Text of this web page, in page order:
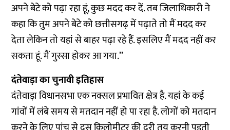
अपने बेटे को पढ़ा रहा हूं, कुछ मदद कर दें. तब जिलाधिकारी ने
कहा कि तुम अपने बेटे को छत्तीसगढ़ में पढ़ाते तो मैं मदद कर
देता लेकिन तो यहां से बाहर पढ़ा रहे हैं. इसलिए मैं मदद नहीं कर
सकता हूं. मैं गुस्सा होकर आ गया.’’
दंतेवाड़ा का चुनावी इतिहास
दंतेवाड़ा विधानसभा एक नक्सल प्रभावित क्षेत्र है. यहां के कई
गांवों में लंबे समय से मतदान नहीं हो पा रहा है. लोगों को मतदान